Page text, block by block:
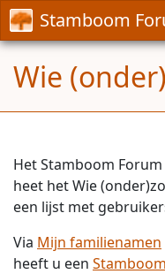
Stamboom
Wie
Het Stamboom
heet het Wie
een lijst met
Via Mijn familienamen
heeft u een